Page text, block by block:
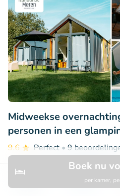
Zoeken
Boek nu
per kamer,
Midweekse
personen in een
9.6 Perfect • 9
Vakantiepark de Italiaanse
Winterswijk Kotten (35km)